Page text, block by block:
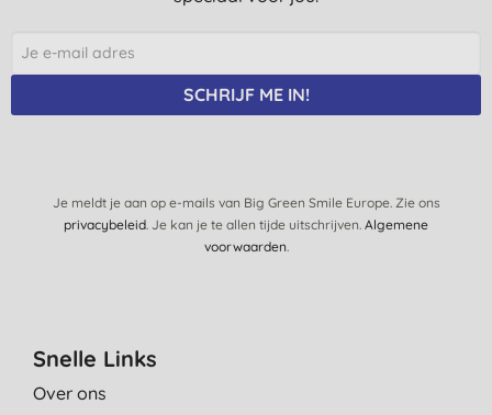
SCHRIJF ME IN!
Je meldt je aan op e-mails van Big Green Smile Europe. Zie ons
privacybeleid. Je kan je te allen tijde uitschrijven. Algemene
voorwaarden.
Snelle Links
Over ons